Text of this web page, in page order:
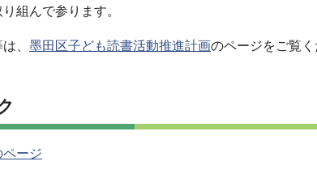
組んで参ります。
、 墨田区子ども読書活動推進計画のページをご覧く
ページ